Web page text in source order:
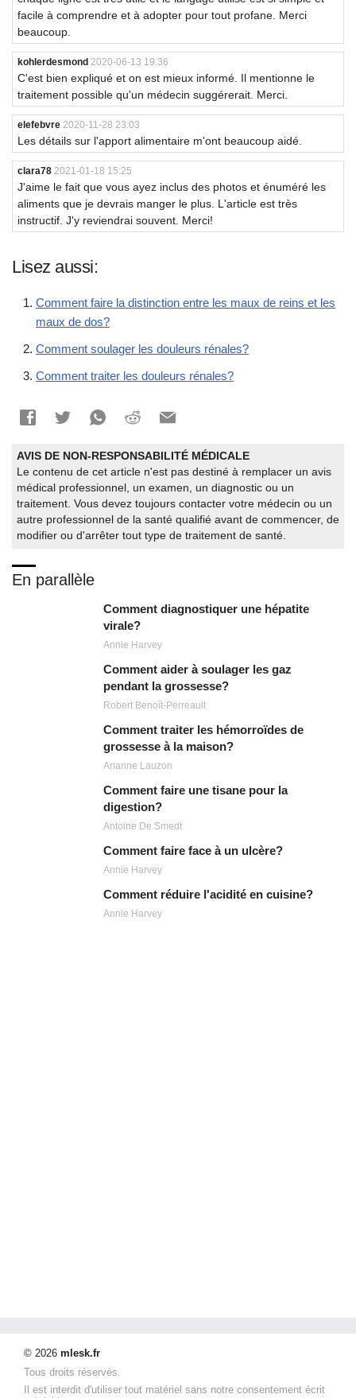
facile à comprendre et à adopter pour tout profane. Merci
beaucoup.
kohlerdesmond 2020-06-13 19:36
C'est bien expliqué et on est mieux informé. Il mentionne le
traitement possible qu'un médecin suggérerait. Merci.
elefebvre 2020-11-28 23:03
Les détails sur l'apport alimentaire m'ont beaucoup aidé.
clara78 2021-01-18 15:25
J'aime le fait que vous ayez inclus des photos et énuméré les
aliments que je devrais manger le plus. L'article est très
instructif. J'y reviendrai souvent. Merci!
Lisez aussi:
Comment faire la distinction entre les maux de reins et les
maux de dos?
Comment soulager les douleurs rénales?
Comment traiter les douleurs rénales?
AVIS DE NON-RESPONSABILITÉ MÉDICALE
Le contenu de cet article n'est pas destiné à remplacer un avis
médical professionnel, un examen, un diagnostic ou un
traitement. Vous devez toujours contacter votre médecin ou un
autre professionnel de la santé qualifié avant de commencer, de
modifier ou d'arrêter tout type de traitement de santé.
En parallèle
Comment diagnostiquer une hépatite
virale?
Annie Harvey
Comment aider à soulager les gaz
pendant la grossesse?
Robert Benoît-Perreault
Comment traiter les hémorroïdes de
grossesse à la maison?
Arianne Lauzon
Comment faire une tisane pour la
digestion?
Antoine De Smedt
Comment faire face à un ulcère?
Annie Harvey
Comment réduire l'acidité en cuisine?
Annie Harvey
© 2026 mlesk.fr
Tous droits réservés.
Il est interdit d'utiliser tout matériel sans notre consentement écrit